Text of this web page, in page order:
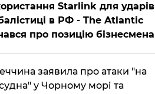
Starlink для ударів
в РФ - The Atlantic
про позицію бізнесмена
заявила про атаки "на
судна" у Чорному морі та